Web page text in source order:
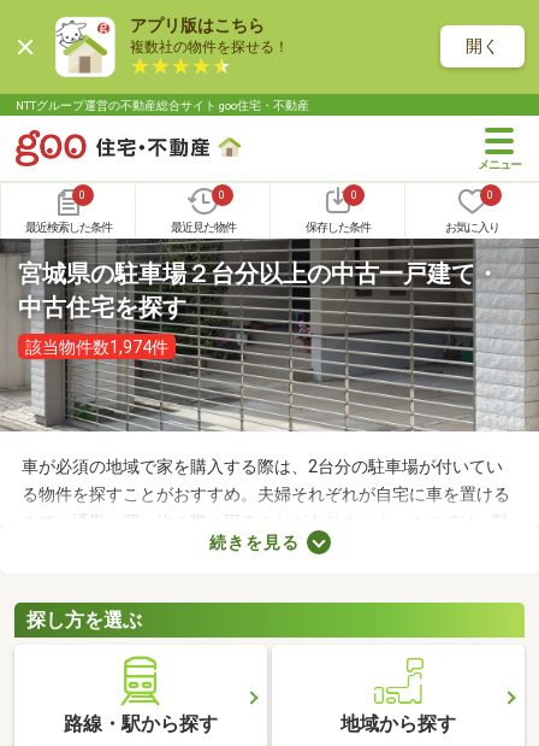
アプリ版はこちら
複数社の物件を探せる！ 開く
NTTグループ運営の不動産総合サイト goo住宅・不動産
0
最近検索した条件
0
最近見た物件
0
保存した条件
0
お気に入り
宮城県の駐車場２台分以上の中古一戸建て・
中古住宅を探す
該当物件数1,974件
車が必須の地域で家を購入する際は、2台分の駐車場が付いてい
る物件を探すことがおすすめ。夫婦それぞれが自宅に車を置ける
ので、通勤や買い物の際に困ることがありません。ここでは、駐
車場2台分以上を備えている中古の一戸建てを紹介します。物件
トをチェックしましょう。
続きを見る
探し方を選ぶ
路線・駅から探す 地域から探す